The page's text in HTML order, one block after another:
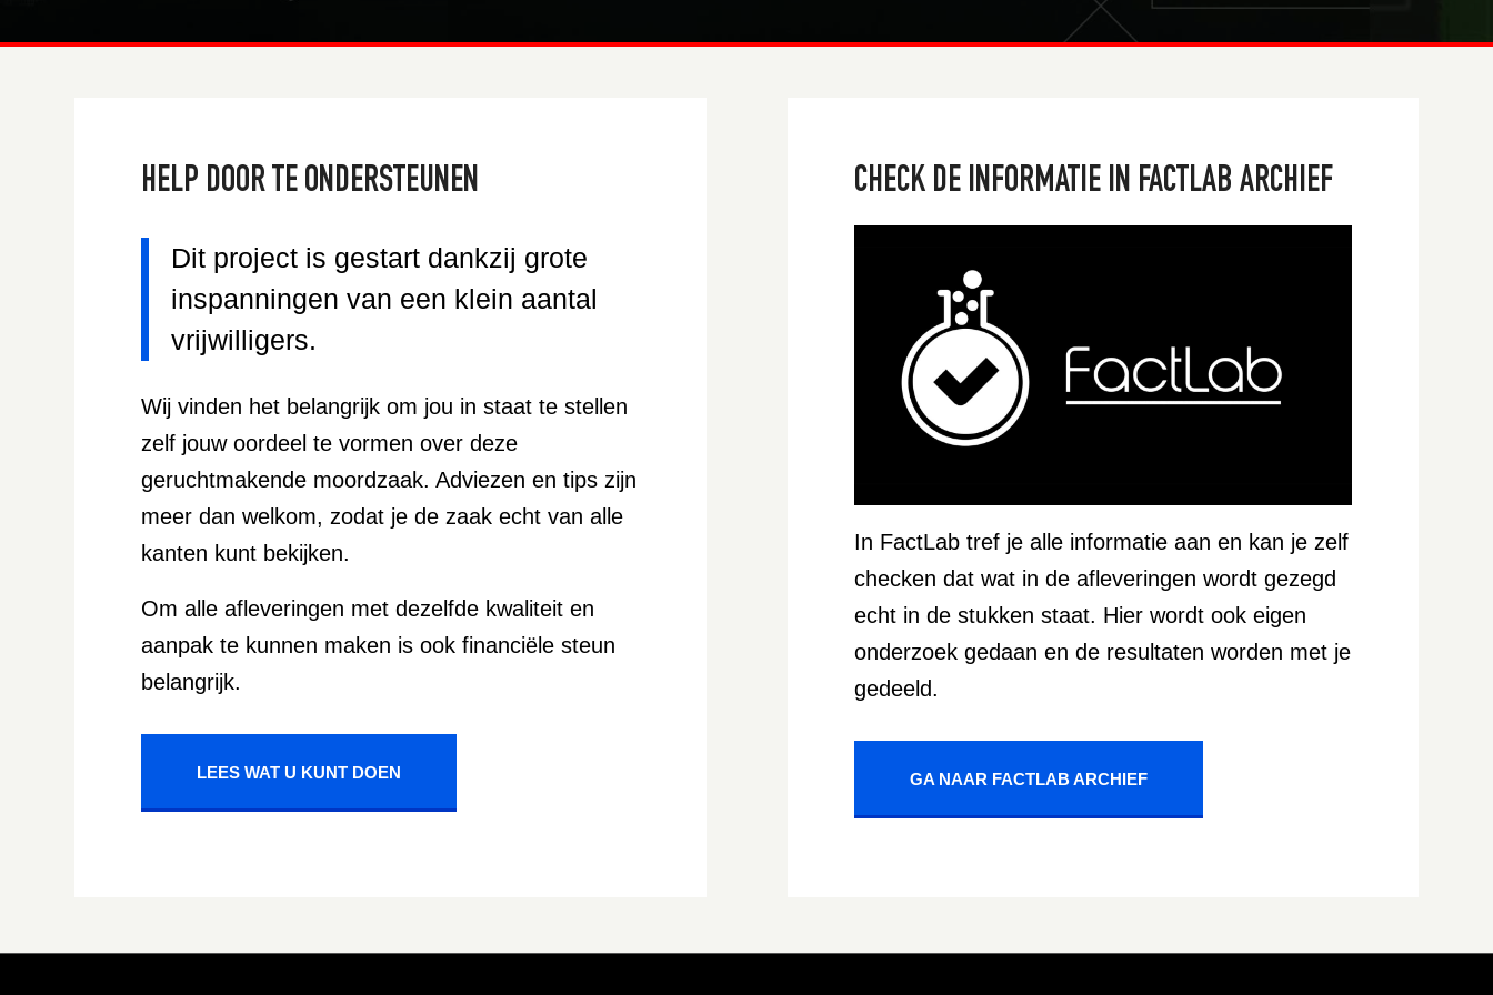
HELP DOOR TE ONDERSTEUNEN
Dit project is gestart dankzij grote
inspanningen van een klein aantal
vrijwilligers.
Wij vinden het belangrijk om jou in staat te stellen
zelf jouw oordeel te vormen over deze
geruchtmakende moordzaak. Adviezen en tips zijn
meer dan welkom, zodat je de zaak echt van alle
kanten kunt bekijken.
Om alle afleveringen met dezelfde kwaliteit en
aanpak te kunnen maken is ook financiële steun
belangrijk.
LEES WAT U KUNT DOEN
CHECK DE INFORMATIE IN FACTLAB ARCHIEF
In FactLab tref je alle informatie aan en kan je zelf
checken dat wat in de afleveringen wordt gezegd
echt in de stukken staat. Hier wordt ook eigen
onderzoek gedaan en de resultaten worden met je
gedeeld.
GA NAAR FACTLAB ARCHIEF